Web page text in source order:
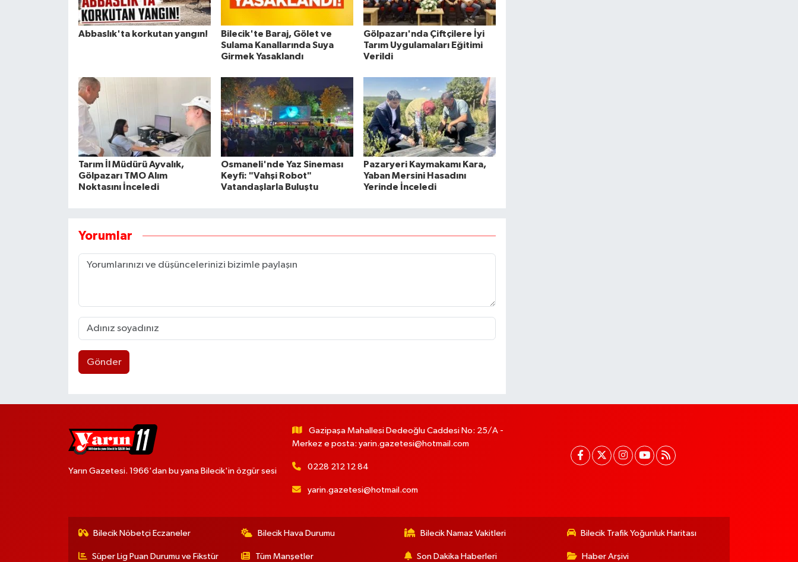
Abbaslık'ta korkutan yangın!
Bilecik'te Baraj, Gölet ve
Sulama Kanallarında Suya
Girmek Yasaklandı
Gölpazarı'nda Çiftçilere İyi
Tarım Uygulamaları Eğitimi
Verildi
Tarım İl Müdürü Ayvalık,
Gölpazarı TMO Alım
Noktasını İnceledi
Osmaneli'nde Yaz Sineması
Keyfi: "Vahşi Robot"
Vatandaşlarla Buluştu
Pazaryeri Kaymakamı Kara,
Yaban Mersini Hasadını
Yerinde İnceledi
Yorumlar
Gönder
Yarın Gazetesi. 1966'dan bu yana Bilecik'in özgür sesi
Gazipaşa Mahallesi Dedeoğlu Caddesi No: 25/A -
Merkez e posta: yarin.gazetesi@hotmail.com
0228 212 12 84
yarin.gazetesi@hotmail.com
Bilecik Nöbetçi Eczaneler Bilecik Hava Durumu Bilecik Namaz Vakitleri Bilecik Trafik Yoğunluk Haritası
Süper Lig Puan Durumu ve Fikstür Tüm Manşetler Son Dakika Haberleri Haber Arşivi